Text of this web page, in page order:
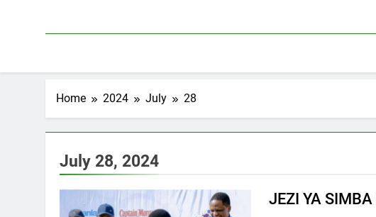
Home 2024 July 28
July 28, 2024
JEZI YA